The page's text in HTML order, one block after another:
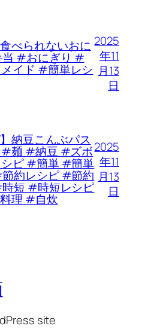
べられないおに
#おにぎり #
イド #簡単レシ
2025
年11
月13
日
納豆こんぶパス
麺 #納豆 #ズボ
ピ #簡単 #簡単
約レシピ #節約
短 #時短レシピ
理 #自炊
2025
年11
月13
日
site